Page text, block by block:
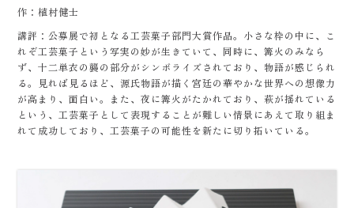
作：植村健士
講評：公募展で初となる工芸菓子部門大賞作品。小さな枠の中に、こ
れぞ工芸菓子という写実の妙が生きていて、同時に、篝火のみなら
ず、十二単衣の襲の部分がシンボライズされており、物語が感じられ
る。見れば見るほど、源氏物語が描く宮廷の華やかな世界への想像力
が高まり、面白い。また、夜に篝火がたかれており、萩が揺れている
という、工芸菓子として表現することが難しい情景にあえて取り組ま
れて成功しており、工芸菓子の可能性を新たに切り拓いている。